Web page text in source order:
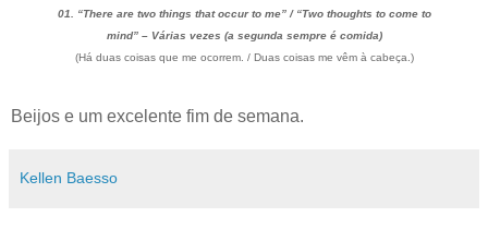
01. “There are two things that occur to me” / “Two thoughts to come to
mind” – Várias vezes (a segunda sempre é comida)
(Há duas coisas que me ocorrem. / Duas coisas me vêm à cabeça.)
Beijos e um excelente fim de semana.
Kellen Baesso